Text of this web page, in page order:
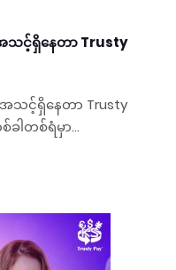
င့်ရှိနေတာ Trusty
င့်ရှိနေတာ Trusty
ခါတစ်ရံမှာ...